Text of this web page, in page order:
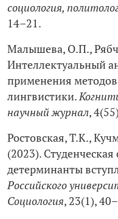
социология,
14–21.
Малышева, О.П.,
Интеллектуальный
применения
лингвистики.
научный журнал,
Ростовская, Т.К.,
(2023).
детерминанты
Российского
Социология, 23(1),